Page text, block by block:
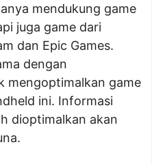
mendukung game
juga game dari
dan Epic Games.
dengan
mengoptimalkan game
ini. Informasi
dioptimalkan akan